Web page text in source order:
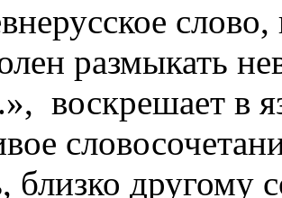
размыкать
воскрешает в
близко другому